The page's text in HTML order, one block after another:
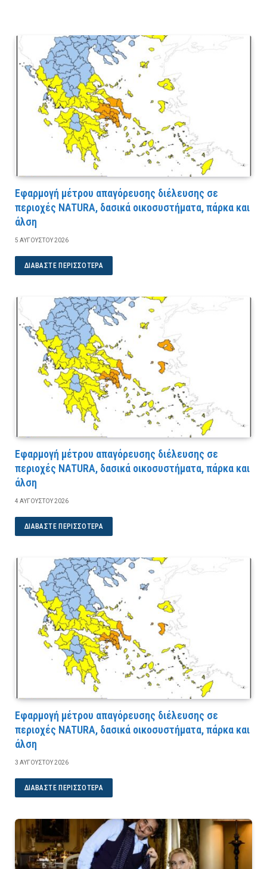
Εφαρμογή μέτρου απαγόρευσης διέλευσης σε
περιοχές NATURA, δασικά οικοσυστήματα, πάρκα και
άλση
5 ΑΥΓΟΎΣΤΟΥ 2026
ΔΙΑΒΆΣΤΕ ΠΕΡΙΣΣΌΤΕΡΑ
Εφαρμογή μέτρου απαγόρευσης διέλευσης σε
περιοχές NATURA, δασικά οικοσυστήματα, πάρκα και
άλση
4 ΑΥΓΟΎΣΤΟΥ 2026
ΔΙΑΒΆΣΤΕ ΠΕΡΙΣΣΌΤΕΡΑ
Εφαρμογή μέτρου απαγόρευσης διέλευσης σε
περιοχές NATURA, δασικά οικοσυστήματα, πάρκα και
άλση
3 ΑΥΓΟΎΣΤΟΥ 2026
ΔΙΑΒΆΣΤΕ ΠΕΡΙΣΣΌΤΕΡΑ